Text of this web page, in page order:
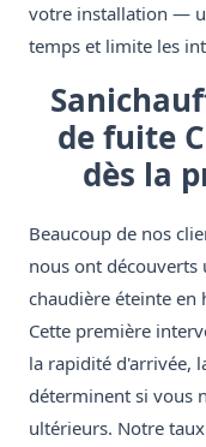
votre installation —
temps et limite les
de fuite
dès la
Beaucoup de nos
nous ont
chaudière éteinte en
Cette première
la rapidité d'arrivée,
déterminent si vous
ultérieurs. Notre